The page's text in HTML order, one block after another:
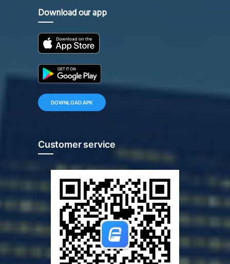
Download our app
DOWNLOAD APK
Customer service